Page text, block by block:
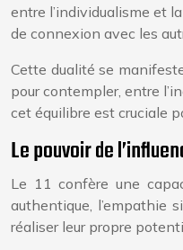
entre l’individualisme et
de connexion avec les
Cette dualité se
pour contempler, entre
cet équilibre est cruciale
Le pouvoir de
Le 11 confère une
authentique, l’empathie
réaliser leur propre